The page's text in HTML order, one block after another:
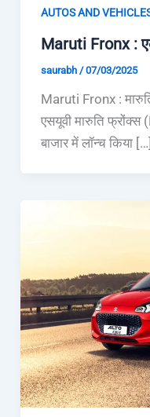
AUTOS AND
Maruti Fronx :
saurabh /07/03/2025
Maruti Fronx :
एसयूवी मारुति
बाजार में लॉन्च किया […]